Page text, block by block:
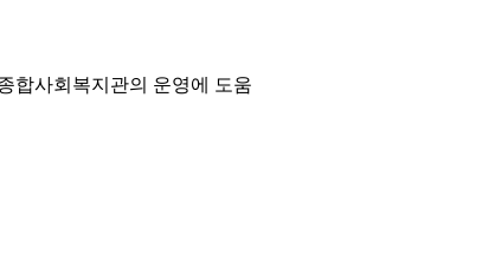
합사회복지관의 운영에 도움